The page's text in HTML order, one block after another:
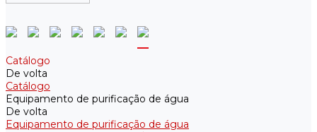
Catálogo
De volta
Catálogo
Equipamento de purificação de água
De volta
Equipamento de purificação de água